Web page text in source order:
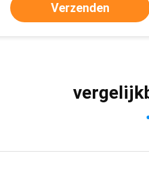
Verzenden